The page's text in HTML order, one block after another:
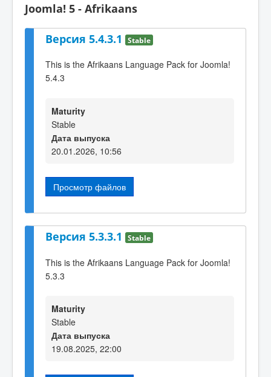
Joomla! 5 - Afrikaans
Версия 5.4.3.1 Stable
This is the Afrikaans Language Pack for Joomla!
5.4.3
Maturity
Stable
Дата выпуска
20.01.2026, 10:56
Просмотр файлов
Версия 5.3.3.1 Stable
This is the Afrikaans Language Pack for Joomla!
5.3.3
Maturity
Stable
Дата выпуска
19.08.2025, 22:00